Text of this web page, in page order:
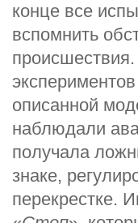
конце все
вспомнить
описанной
наблюдали
получала
знаке,
перекрестке.